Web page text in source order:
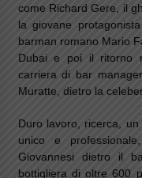
come Richard Gere, il
la giovane
barman romano Mario
Dubai e poi il ritorno
carriera di bar
Muratte, dietro la
Duro lavoro, ricerca,
unico e
Giovannesi dietro il
bottigliera di oltre 600